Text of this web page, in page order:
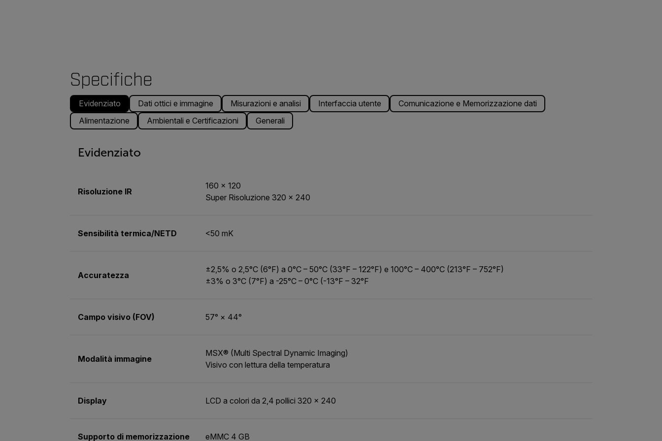
Specifiche
Evidenziato Dati ottici e immagine Misurazioni e analisi Interfaccia utente
Comunicazione e Memorizzazione dati
Alimentazione
Ambientali e Certificazioni Generali
Evidenziato
Risoluzione IR
160 × 120
Super Risoluzione 320 × 240
Sensibilità termica/NETD <50 mK
Accuratezza
±2,5% o 2,5°C (6°F) a 0°C – 50°C (33°F – 122°F) e 100°C – 400°C (213°F – 752°F)
±3% o 3°C (7°F) a -25°C – 0°C (-13°F – 32°F
Campo visivo (FOV) 57° × 44°
Modalità immagine
MSX® (Multi Spectral Dynamic Imaging)
Visivo con lettura della temperatura
Display LCD a colori da 2,4 pollici 320 × 240
Supporto di memorizzazione eMMC 4 GB